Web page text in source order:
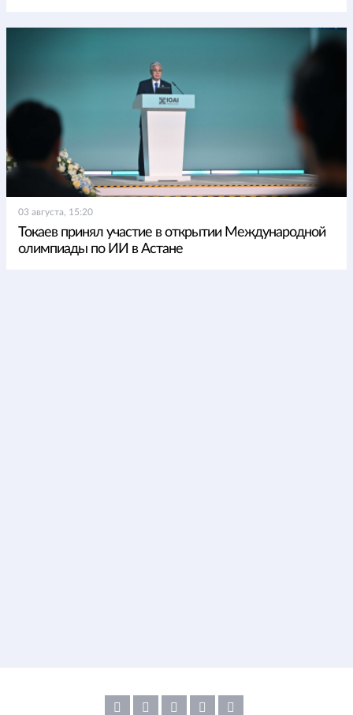
03 августа, 15:20
Токаев принял участие в открытии Международной
олимпиады по ИИ в Астане